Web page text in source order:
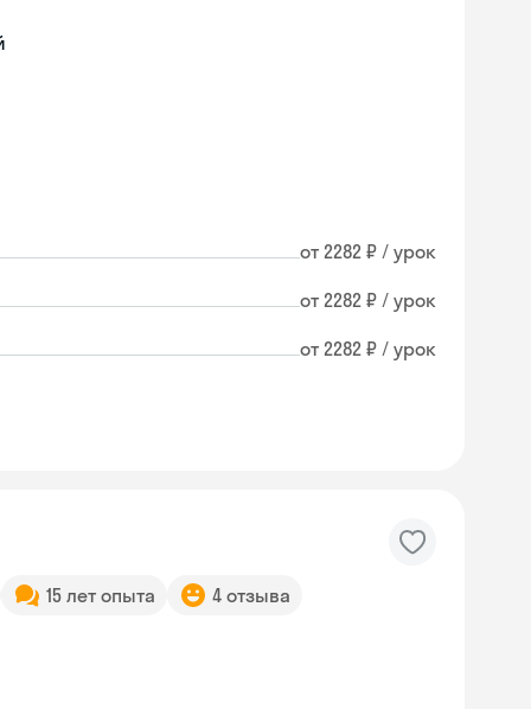
от 2282 ₽ / урок
от 2282 ₽ / урок
от 2282 ₽ / урок
15 лет опыта 4 отзыва